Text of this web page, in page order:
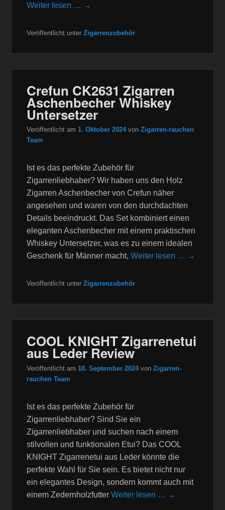
Weiter lesen … →
Veröffentlicht unter Zigarrenzubehör
Crefun CK2631 Zigarren
Aschenbecher Whiskey
Untersetzer
Veröffentlicht am1. Oktober 2024 vonZigarren-rauchen
Team
Ist es das perfekte Zubehör für
Zigarrenliebhaber? Wir haben uns den Holz
Zigarren Aschenbecher von Crefun näher
angesehen und waren von den durchdachten
Details beeindruckt. Das Set kombiniert einen
eleganten Aschenbecher mit einem praktischen
Whiskey Untersetzer, was es zu einem idealen
Geschenk für Männer macht,Weiter lesen … →
Veröffentlicht unter Zigarrenzubehör
COOL KNIGHT Zigarrenetui
aus Leder Review
Veröffentlicht am18. September 2024 vonZigarren-
rauchen Team
Ist es das perfekte Zubehör für
Zigarrenliebhaber? Sind Sie ein
Zigarrenliebhaber und suchen nach einem
stilvollen und funktionalen Etui? Das COOL
KNIGHT Zigarrenetui aus Leder könnte die
perfekte Wahl für Sie sein. Es bietet nicht nur
ein elegantes Design, sondern kommt auch mit
einem ZedernholzfutterWeiter lesen … →